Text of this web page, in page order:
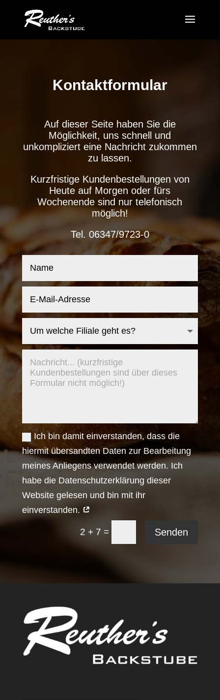
Kontaktformular
Auf dieser Seite haben Sie die
Möglichkeit, uns schnell und
unkompliziert eine Nachricht zukommen
zu lassen.
Kurzfristige Kundenbestellungen von
Heute auf Morgen oder fürs
Wochenende sind nur telefonisch
möglich!
Tel. 06347/9723-0
Ich bin damit einverstanden, dass die
hiermit übersandten Daten zur Bearbeitung
meines Anliegens verwendet werden. Ich
habe die Datenschutzerklärung dieser
Website gelesen und bin mit ihr
einverstanden.
2 + 7 = Senden